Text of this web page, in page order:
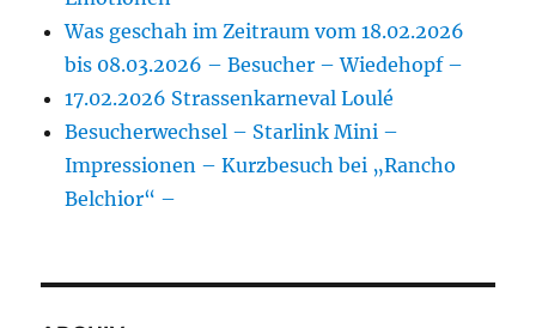
Was geschah im Zeitraum vom 18.02.2026
bis 08.03.2026 – Besucher – Wiedehopf –
17.02.2026 Strassenkarneval Loulé
Besucherwechsel – Starlink Mini –
Impressionen – Kurzbesuch bei „Rancho
Belchior“ –